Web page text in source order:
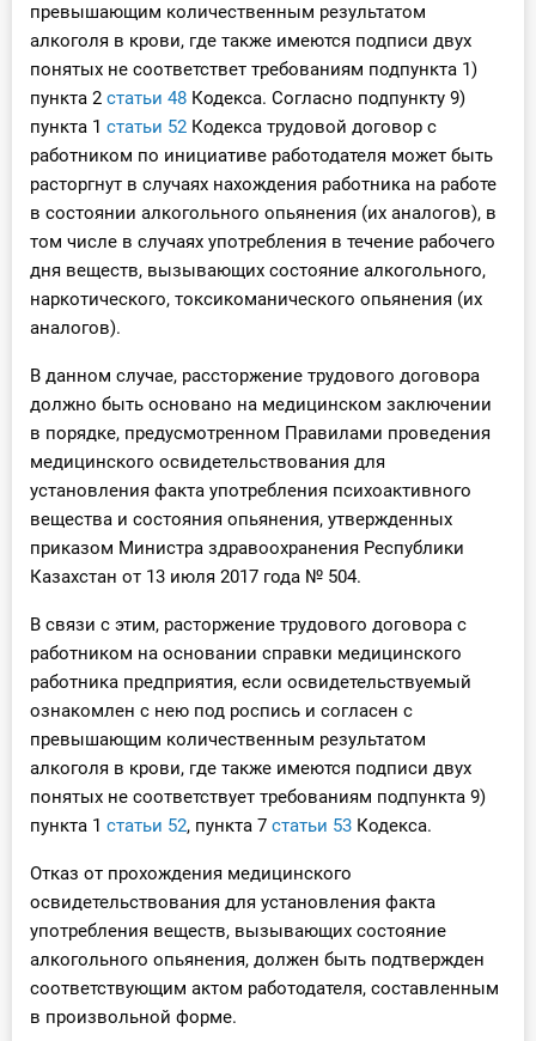
превышающим количественным результатом
алкоголя в крови, где также имеются подписи двух
понятых не соответствет требованиям подпункта 1)
пункта 2 статьи 48 Кодекса. Согласно подпункту 9)
пункта 1 статьи 52 Кодекса трудовой договор с
работником по инициативе работодателя может быть
расторгнут в случаях нахождения работника на работе
в состоянии алкогольного опьянения (их аналогов), в
том числе в случаях употребления в течение рабочего
дня веществ, вызывающих состояние алкогольного,
наркотического, токсикоманического опьянения (их
аналогов).
В данном случае, рассторжение трудового договора
должно быть основано на медицинском заключении
в порядке, предусмотренном Правилами проведения
медицинского освидетельствования для
установления факта употребления психоактивного
вещества и состояния опьянения, утвержденных
приказом Министра здравоохранения Республики
Казахстан от 13 июля 2017 года № 504.
В связи с этим, расторжение трудового договора с
работником на основании справки медицинского
работника предприятия, если освидетельствуемый
ознакомлен с нею под роспись и согласен с
превышающим количественным результатом
алкоголя в крови, где также имеются подписи двух
понятых не соответствует требованиям подпункта 9)
пункта 1 статьи 52, пункта 7 статьи 53 Кодекса.
Отказ от прохождения медицинского
освидетельствования для установления факта
употребления веществ, вызывающих состояние
алкогольного опьянения, должен быть подтвержден
соответствующим актом работодателя, составленным
в произвольной форме.